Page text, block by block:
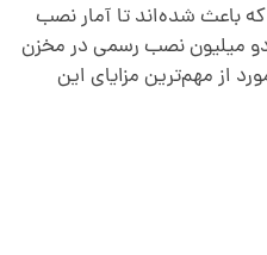
که باعث شده‌اند تا آمار نصب
میلیون نصب رسمی در مخزن
از مهم‌ترین مزایای این